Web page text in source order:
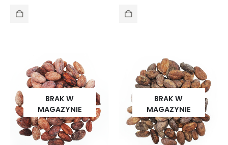
BRAK W
MAGAZYNIE
BRAK W
MAGAZYNIE